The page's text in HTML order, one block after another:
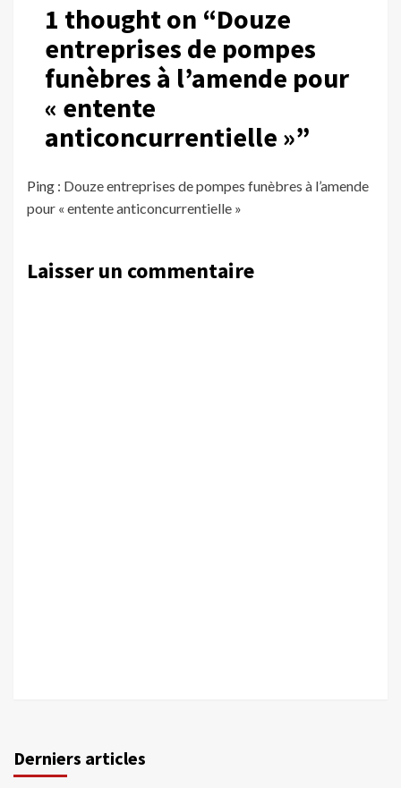
1 thought on “Douze
entreprises de pompes
funèbres à l’amende pour
« entente
anticoncurrentielle »”
Ping : Douze entreprises de pompes funèbres à l’amende
pour « entente anticoncurrentielle »
Laisser un commentaire
Derniers articles